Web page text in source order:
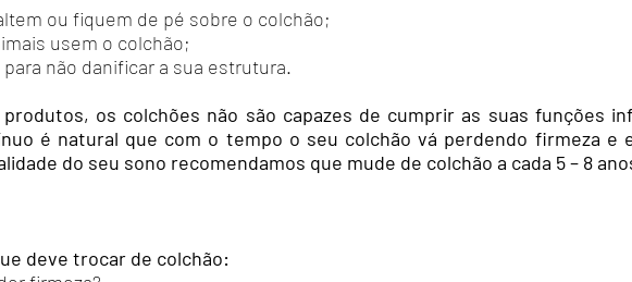
ou fiquem de pé sobre o colchão;
usem o colchão;
não danificar a sua estrutura.
os colchões não são capazes de cumprir as suas funções
é natural que com o tempo o seu colchão vá perdendo firmeza e
do seu sono recomendamos que mude de colchão a cada 5 – 8
deve trocar de colchão: